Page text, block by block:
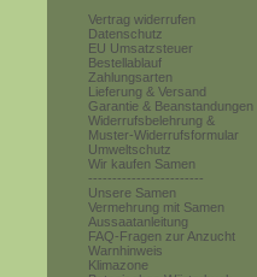
Vertrag widerrufen
Datenschutz
EU Umsatzsteuer
Bestellablauf
Zahlungsarten
Lieferung & Versand
Garantie & Beanstandungen
Widerrufsbelehrung &
Muster-Widerrufsformular
Umweltschutz
Wir kaufen Samen
------------------------
Unsere Samen
Vermehrung mit Samen
Aussaatanleitung
FAQ-Fragen zur Anzucht
Warnhinweis
Klimazone